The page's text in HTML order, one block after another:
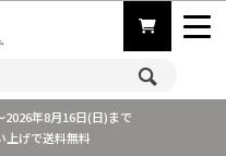
2026年8月16日(日)まで
上げで送料無料